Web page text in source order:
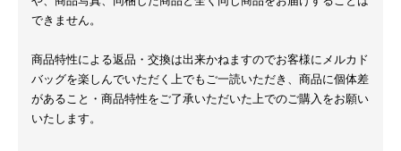
できません。
商品特性による返品・交換は出来かねますのでお客様にメルカド
バッグを楽しんでいただく上でもご一読いただき、商品に個体差
があること・商品特性をご了承いただいた上でのご購入をお願い
いたします。